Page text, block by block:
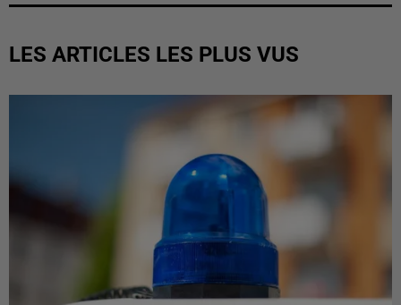
LES ARTICLES LES PLUS VUS